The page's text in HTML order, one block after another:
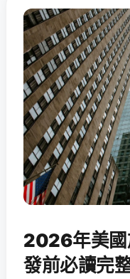
2026年美國
發前必讀完